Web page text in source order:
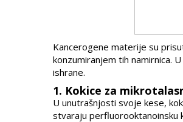
Kancerogene materije su
konzumiranjem tih namirnica.
ishrane.
1. Kokice za
U unutrašnjosti svoje kese,
stvaraju perfluorooktanoinsku